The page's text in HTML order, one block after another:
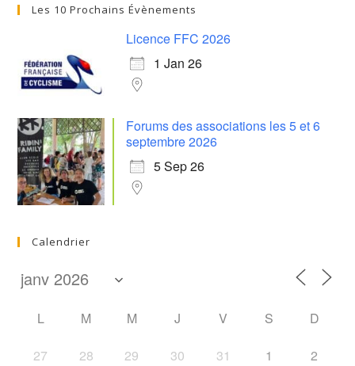
Les 10 Prochains Évènements
Licence FFC 2026
1 Jan 26
Forums des associations les 5 et 6
septembre 2026
5 Sep 26
Calendrier
L M M J V S D
27 28 29 30 31 1 2